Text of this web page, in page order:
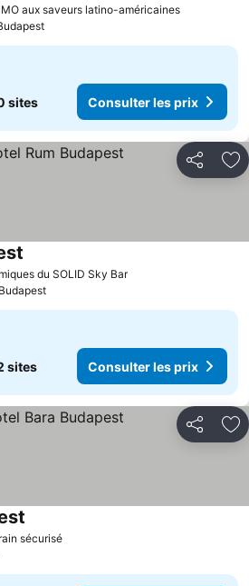
aux saveurs latino-américaines
sites Consulter les prix
Partager
du SOLID Sky BarConsulter les prix
Budapest
sites Consulter les prix
Partager
sécuriséConsulter les prix